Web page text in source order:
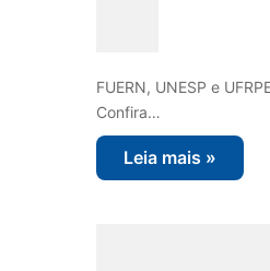
FUERN, UNESP e
Confira…
Leia mais »